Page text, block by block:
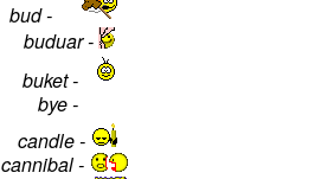
bud -
buduar -
buket -
bye -
candle -
cannibal -